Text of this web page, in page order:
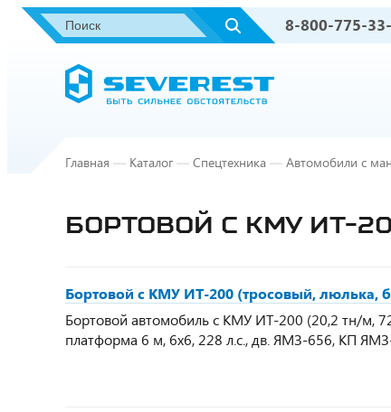
8-800-775-
Главная — Каталог — Спецтехника — Автомобили с
БОРТОВОЙ С КМУ ИТ-
Бортовой с КМУ ИТ-200 (тросовый, люлька,
Бортовой автомобиль с КМУ ИТ-200 (20,2 тн/м,
платформа 6 м, 6х6, 228 л.с., дв. ЯМЗ-656, КП